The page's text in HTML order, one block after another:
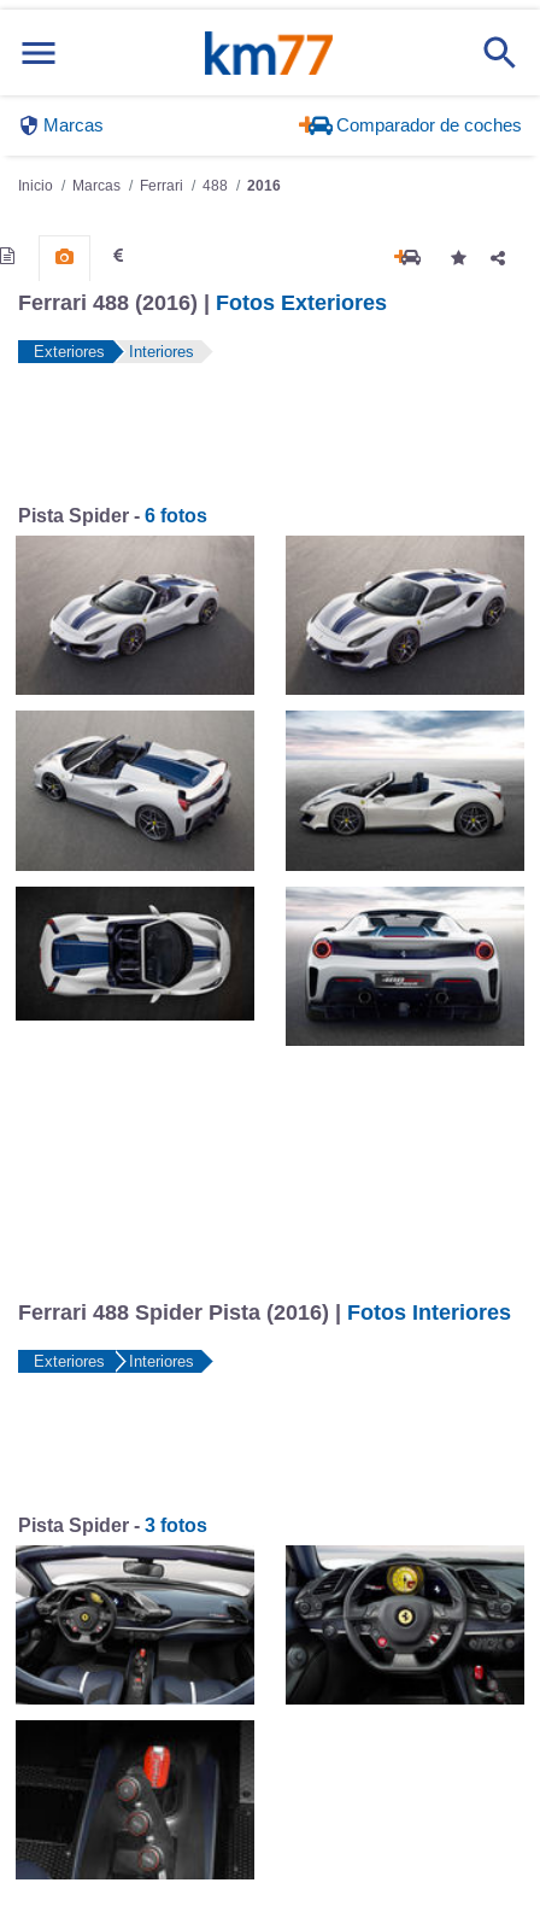
Marcas Comparador de coches
Inicio Marcas Ferrari 488 2016
Ferrari 488 (2016) | Fotos Exteriores
Exteriores Interiores
Pista Spider - 6 fotos
Ferrari 488 Spider Pista (2016) | Fotos Interiores
Exteriores Interiores
Pista Spider - 3 fotos